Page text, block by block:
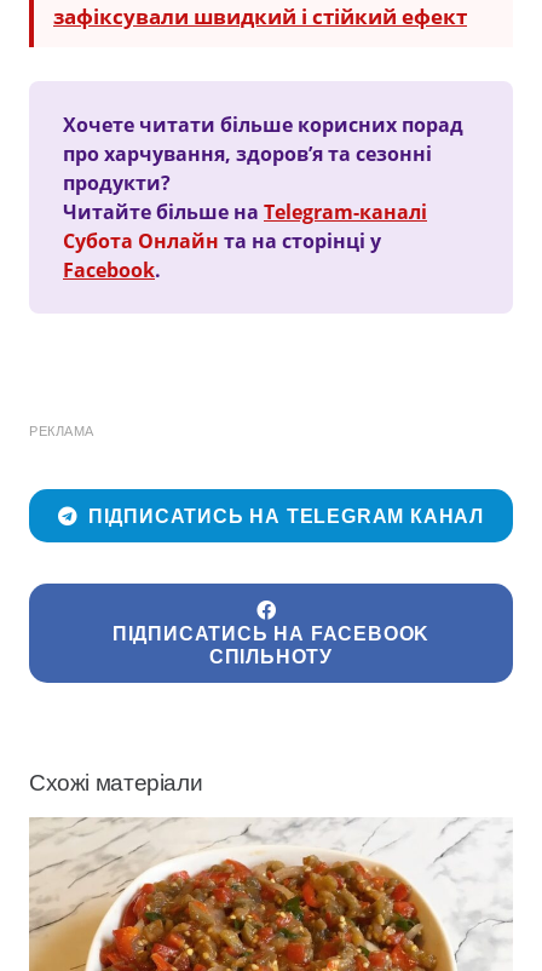
зафіксували швидкий і стійкий ефект
Хочете читати більше корисних порад
про харчування, здоров’я та сезонні
продукти?
Читайте більше на Telegram-каналі
Субота Онлайн та на сторінці у
Facebook.
РЕКЛАМА
ПІДПИСАТИСЬ НА TELEGRAM КАНАЛ
ПІДПИСАТИСЬ НА FACEBOOK
СПІЛЬНОТУ
Схожі матеріали